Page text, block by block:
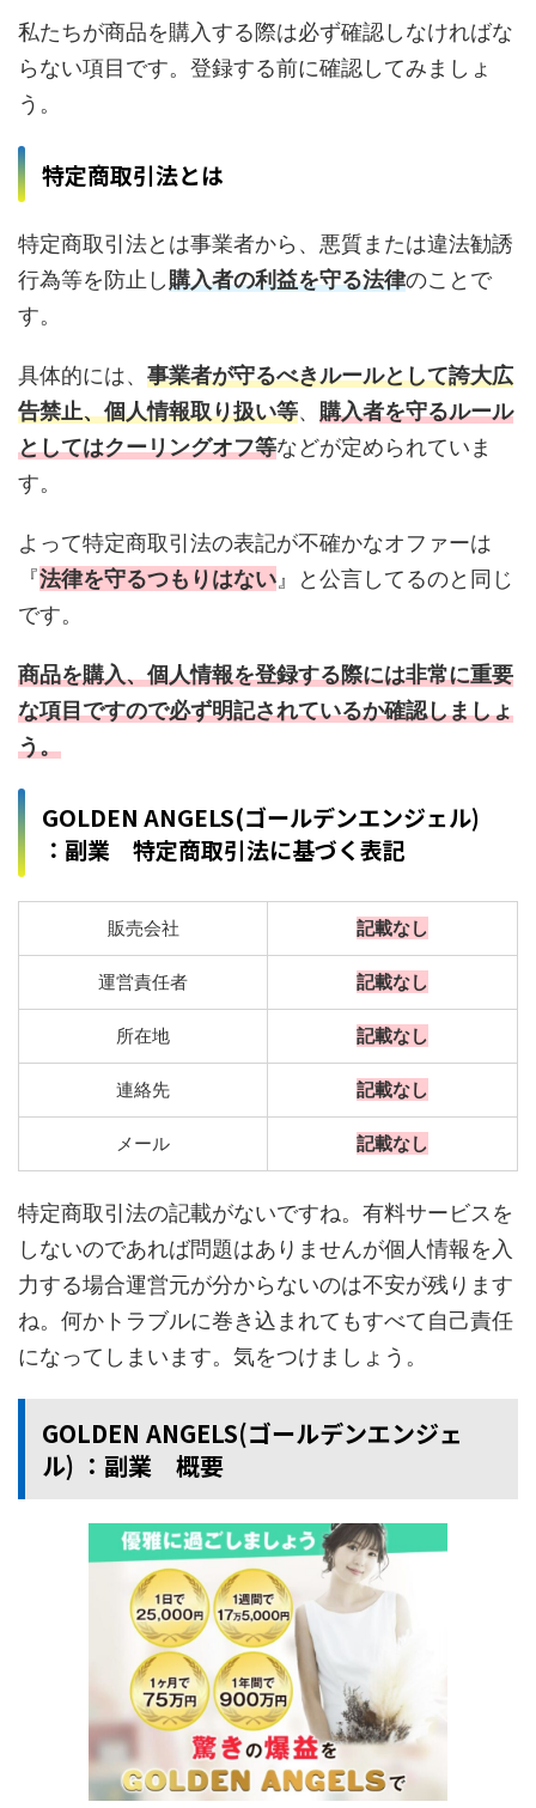
私たちが商品を購入する際は必ず確認しなければな
らない項目です。登録する前に確認してみましょ
う。
特定商取引法とは
特定商取引法とは事業者から、悪質または違法勧誘
行為等を防止し購入者の利益を守る法律のことで
す。
具体的には、 事業者が守るべきルールとして誇大広
告禁止、個人情報取り扱い等、 購入者を守るルール
としてはクーリングオフ等などが定められていま
す。
よって特定商取引法の表記が不確かなオファーは
『法律を守るつもりはない 』と公言してるのと同じ
です。
商品を購入、個人情報を登録する際には非常に重要
な項目ですので必ず明記されているか確認しましょ
う。
GOLDEN ANGELS(ゴールデンエンジェル)
：副業 特定商取引法に基づく表記
販売会社 記載なし
運営責任者 記載なし
所在地 記載なし
連絡先 記載なし
メール 記載なし
特定商取引法の記載がないですね。有料サービスを
しないのであれば問題はありませんが個人情報を入
力する場合運営元が分からないのは不安が残ります
ね。何かトラブルに巻き込まれてもすべて自己責任
になってしまいます。気をつけましょう。
GOLDEN ANGELS(ゴールデンエンジェ
ル) ：副業 概要